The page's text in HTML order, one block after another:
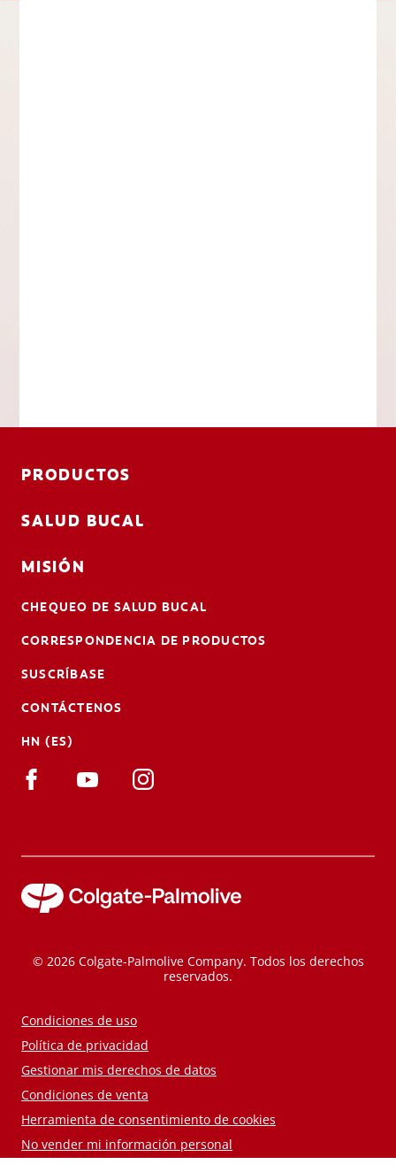
PRODUCTOS
SALUD BUCAL
MISIÓN
CHEQUEO DE SALUD BUCAL
CORRESPONDENCIA DE PRODUCTOS
SUSCRÍBASE
CONTÁCTENOS
HN (ES)
© 2026 Colgate-Palmolive Company. Todos los derechos
reservados.
Condiciones de uso
Política de privacidad
Gestionar mis derechos de datos
Condiciones de venta
Herramienta de consentimiento de cookies
No vender mi información personal